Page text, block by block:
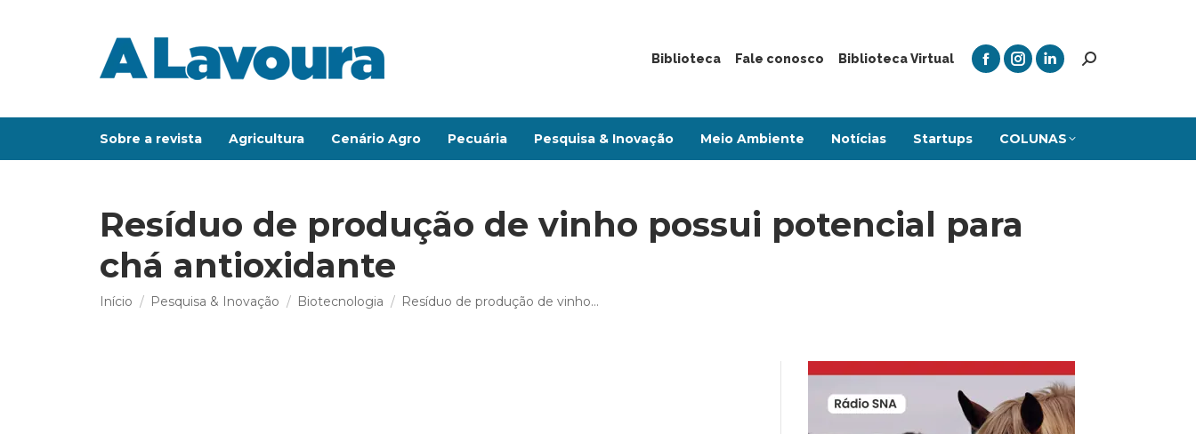
Biblioteca Fale conosco Biblioteca Virtual
Sobre a revista Agricultura Cenário Agro Pecuária Pesquisa & Inovação Meio Ambiente Notícias Startups COLUNAS
Resíduo de produção de vinho possui potencial para
chá antioxidante
Você está aqui:
Início Pesquisa & Inovação Biotecnologia Resíduo de produção de vinho…